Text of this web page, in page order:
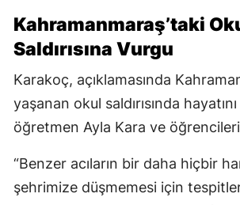
Kahramanmaraş’taki
Saldırısına Vurgu
Karakoç, açıklamasında
yaşanan okul saldırısında
öğretmen Ayla Kara ve öğrencileri
“Benzer acıların bir daha hiçbir
şehrimize düşmemesi için